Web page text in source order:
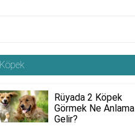
Köpek
Rüyada 2 Köpek
Görmek Ne Anlama
Gelir?